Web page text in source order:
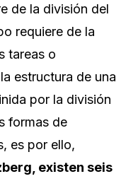
de la división del
requiere de la
tareas o
estructura de una
por la división
formas de
es por ello,
existen seis